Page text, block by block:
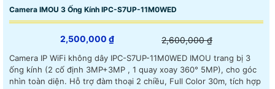
Camera IMOU 3 Ống Kính IPC-S7UP-11M0WED
2,500,000 ₫ 2,600,000 ₫
Camera IP WiFi không dây IPC-S7UP-11M0WED IMOU trang bị 3
ống kính (2 cố định 3MP+3MP , 1 quay xoay 360° 5MP), cho góc
nhìn toàn diện. Hỗ trợ đàm thoại 2 chiều, Full Color 30m, tích hợp